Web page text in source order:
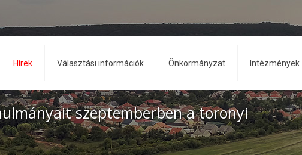
Hírek Választási információk Önkormányzat Intézmények
szeptemberben a toronyi